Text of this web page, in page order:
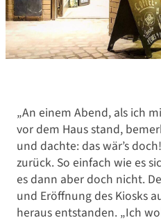
„An einem Abend, als ich
vor dem Haus stand,
und dachte: das wär’s
zurück. So einfach wie es
es dann aber doch nicht.
und Eröffnung des Kiosks
heraus entstanden. „Ich